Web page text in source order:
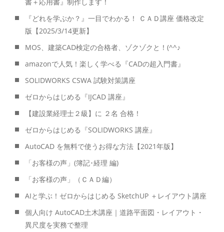
『どれを学ぶか？』一目でわかる！ ＣＡＤ講座 価格改定
版【2025/3/14更新】
MOS、建築CAD検定の合格者、ゾクゾクと！(^^♪
amazonで人気！楽しく学べる『CADの超入門書』
SOLIDWORKS CSWA 試験対策講座
ゼロからはじめる『IJCAD 講座』
【建設業経理士２級】に ２名 合格！
ゼロからはじめる『SOLIDWORKS 講座』
AutoCAD を無料で使うお得な方法【2021年版】
「お客様の声」(簿記･経理 編)
「お客様の声」（ＣＡＤ編）
AIと学ぶ！ゼロからはじめる SketchUP ＋レイアウト講座
個人向け AutoCAD土木講座｜道路平面図・レイアウト・
異尺度を実務で整理